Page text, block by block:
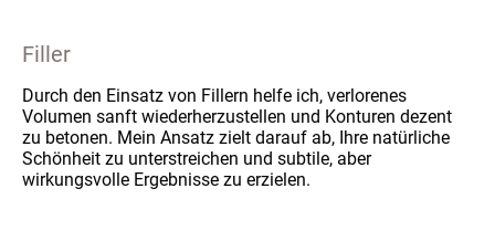
Filler
Durch den Einsatz von Fillern helfe ich, verlorenes
Volumen sanft wiederherzustellen und Konturen dezent
zu betonen. Mein Ansatz zielt darauf ab, Ihre natürliche
Schönheit zu unterstreichen und subtile, aber
wirkungsvolle Ergebnisse zu erzielen.